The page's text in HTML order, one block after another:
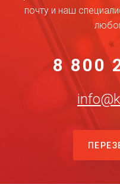
почту и наш
8 800